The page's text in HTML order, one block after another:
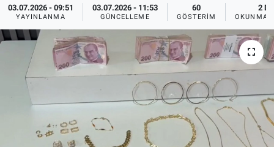
03.07.2026 - 09:51
YAYINLANMA
03.07.2026 - 11:53
GÜNCELLEME
60
GÖSTERIM
2 DK
OKUNMA
Dünya
Ege Saati
Ege'den Esintiler
Eğitim
Eğlence
Spor
Yayın Akışı
İletişim
Son Dakika Haberleri
Haber Arşivi